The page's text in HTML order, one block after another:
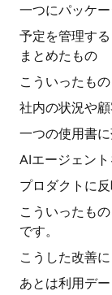
一つにパッケ
予定を管理す
まとめたもの
こういったも
社内の状況や
一つの使用書
AIエージェン
プロダクトに
こういったも
です。
こうした改善
あとは利用デ